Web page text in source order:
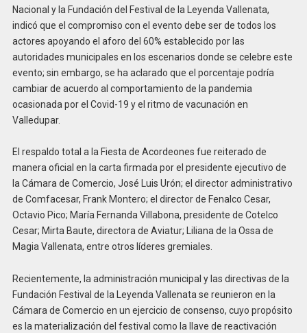
Nacional y la Fundación del Festival de la Leyenda Vallenata,
indicó que el compromiso con el evento debe ser de todos los
actores apoyando el aforo del 60% establecido por las
autoridades municipales en los escenarios donde se celebre este
evento; sin embargo, se ha aclarado que el porcentaje podría
cambiar de acuerdo al comportamiento de la pandemia
ocasionada por el Covid-19 y el ritmo de vacunación en
Valledupar.
El respaldo total a la Fiesta de Acordeones fue reiterado de
manera oficial en la carta firmada por el presidente ejecutivo de
la Cámara de Comercio, José Luis Urón; el director administrativo
de Comfacesar, Frank Montero; el director de Fenalco Cesar,
Octavio Pico; María Fernanda Villabona, presidente de Cotelco
Cesar; Mirta Baute, directora de Aviatur; Liliana de la Ossa de
Magia Vallenata, entre otros líderes gremiales.
Recientemente, la administración municipal y las directivas de la
Fundación Festival de la Leyenda Vallenata se reunieron en la
Cámara de Comercio en un ejercicio de consenso, cuyo propósito
es la materialización del festival como la llave de reactivación